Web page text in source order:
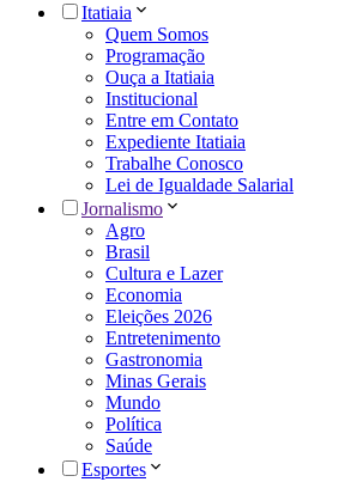
Itatiaia
Quem Somos
Programação
Ouça a Itatiaia
Institucional
Entre em Contato
Expediente Itatiaia
Trabalhe Conosco
Lei de Igualdade Salarial
Jornalismo
Agro
Brasil
Cultura e Lazer
Economia
Eleições 2026
Entretenimento
Gastronomia
Minas Gerais
Mundo
Política
Saúde
Esportes